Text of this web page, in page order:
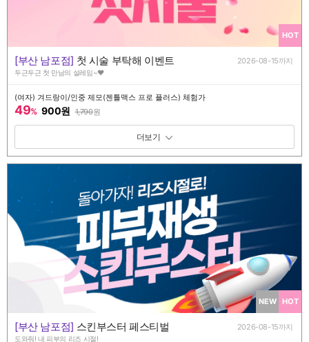
HOT
[부산 남포점] 첫 시술 부탁해 이벤트 2026-08-15까지
두근두근 첫 만남의 설레임~♥
(여자) 겨드랑이/인중 제모(젠틀맥스 프로 플러스) 체험가
49% 900원 1,790원
패키지 보기 토글
NEW HOT
[부산 남포점] 스킨부스터 페스티벌 2026-08-15까지
도와줘! 내 피부의 리즈 시절!